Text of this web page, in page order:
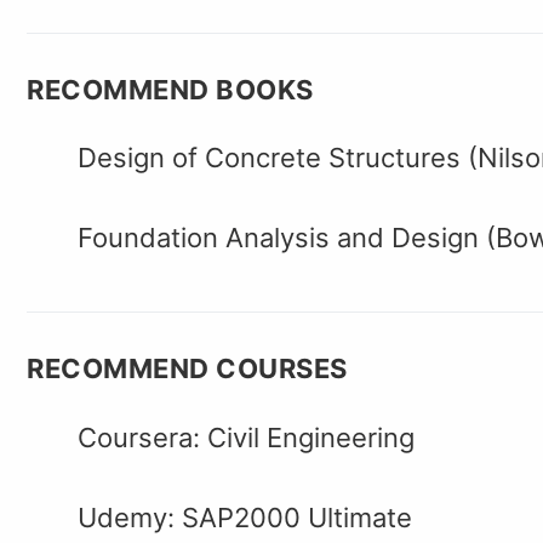
RECOMMEND BOOKS
Design of Concrete Structures
Foundation Analysis and Design
RECOMMEND COURSES
Coursera: Civil Engineering
Udemy: SAP2000 Ultimate